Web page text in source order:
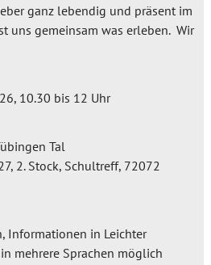
ganz lebendig und präsent im
uns gemeinsam was erleben. Wir
10.30 bis 12 Uhr
Tal
2. Stock, Schultreff, 72072
Informationen in Leichter
mehrere Sprachen möglich